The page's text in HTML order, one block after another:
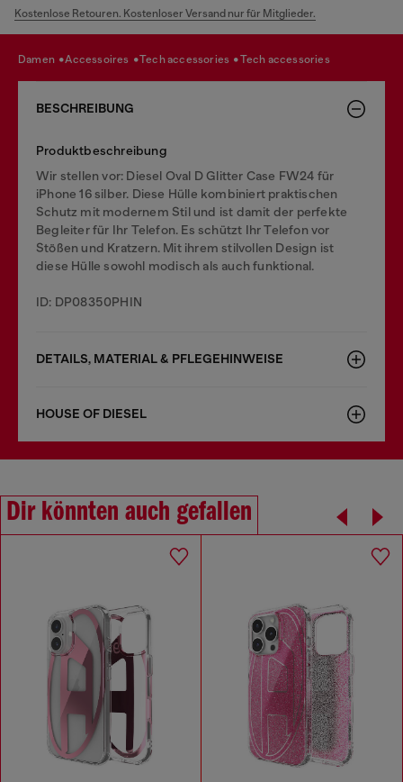
Kostenlose Retouren. Kostenloser Versand nur für Mitglieder.
damen accessoires tech accessories tech accessories
BESCHREIBUNG
Produktbeschreibung
Wir stellen vor: Diesel Oval D Glitter Case FW24 für
iPhone 16 silber. Diese Hülle kombiniert praktischen
Schutz mit modernem Stil und ist damit der perfekte
Begleiter für Ihr Telefon. Es schützt Ihr Telefon vor
Stößen und Kratzern. Mit ihrem stilvollen Design ist
diese Hülle sowohl modisch als auch funktional.
ID: DP08350PHIN
DETAILS, MATERIAL & PFLEGEHINWEISE
HOUSE OF DIESEL
Dir könnten auch gefallen